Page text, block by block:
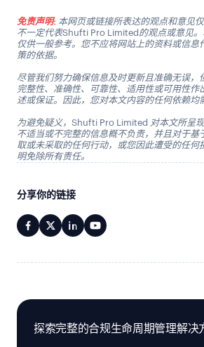
免责声明: 本网页或链接所表达的观点和意见
不一定代表Shufti Pro Limited的观点或意见
仅供一般参考。您不应将网站上的资料或信息
策的依据。
尽管我们努力确保信息及时更新且准确无误，
完整性、准确性、可靠性、适用性或可用性作
述或保证。因此，您对本文内容的任何依赖均
为避免疑义，Shufti Pro Limited 对本文所呈
不适当或不完整的信息概不负责，并且对于基
取或未采取的任何行动，或您因此遭受的任何
明免除所有责任。
分享你的链接
探索完整的合规生命周期管理解决